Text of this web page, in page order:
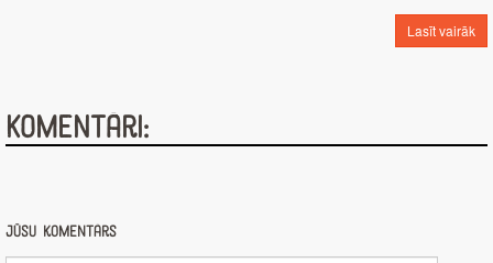
Lasīt vairāk
Komentāri:
Jūsu komentārs